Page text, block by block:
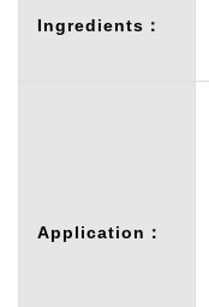
Ingredients：
Application：